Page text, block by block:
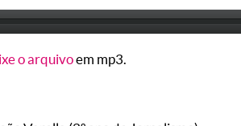
o arquivoem mp3.